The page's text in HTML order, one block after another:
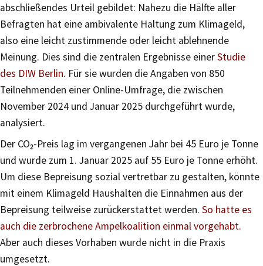
abschließendes Urteil gebildet: Nahezu die Hälfte aller
Befragten hat eine ambivalente Haltung zum Klimageld,
also eine leicht zustimmende oder leicht ablehnende
Meinung. Dies sind die zentralen Ergebnisse einerStudie
des DIW Berlin. Für sie wurden die Angaben von 850
Teilnehmenden einer Online-Umfrage, die zwischen
November 2024 und Januar 2025 durchgeführt wurde,
analysiert.
Der CO₂-Preis lag im vergangenen Jahr bei 45 Euro je Tonne
und wurde zum 1. Januar 2025 auf 55 Euro je Tonne erhöht.
Um diese Bepreisung sozial vertretbar zu gestalten, könnte
mit einem Klimageld Haushalten die Einnahmen aus der
Bepreisung teilweise zurückerstattet werden. So hatte es
auch die zerbrochene Ampelkoalition einmal vorgehabt.
Aber auch dieses Vorhaben wurde nicht in die Praxis
umgesetzt.